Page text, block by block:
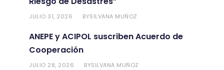
JULIO 31, 2026 BYSILVANA MUÑOZ
ANEPE y ACIPOL suscriben Acuerdo de
Cooperación
JULIO 28, 2026 BYSILVANA MUÑOZ